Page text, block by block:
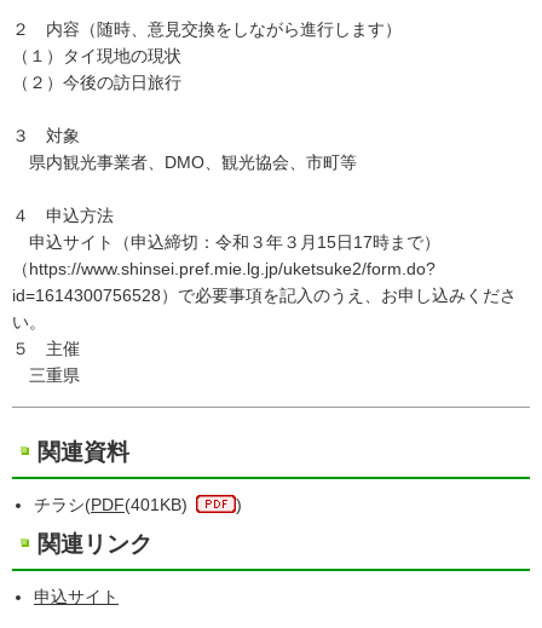
２ 内容（随時、意見交換をしながら進行します）
（１）タイ現地の現状
（２）今後の訪日旅行
３ 対象
県内観光事業者、DMO、観光協会、市町等
４ 申込方法
申込サイト（申込締切：令和３年３月15日17時まで）
（https://www.shinsei.pref.mie.lg.jp/uketsuke2/form.do?
id=1614300756528）で必要事項を記入のうえ、お申し込みくださ
い。
５ 主催
三重県
関連資料
チラシ(PDF(401KB) )
関連リンク
申込サイト